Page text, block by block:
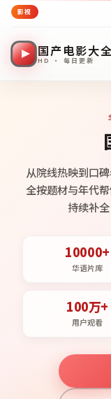
影视
国产电影大全
HD · 每日更新
从院线热映到口
全按题材与年代
持续补
10000+
华语片库
100万+
用户观看